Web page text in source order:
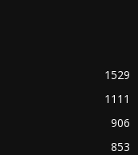
1529
1111
906
853